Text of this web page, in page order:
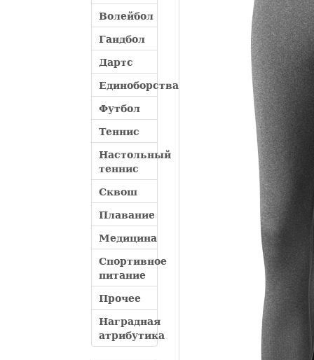
Волейбол
Гандбол
Дартс
Единоборства
Футбол
Теннис
Настольный
теннис
Сквош
Плавание
Медицина
Спортивное
питание
Прочее
Наградная
атрибутика